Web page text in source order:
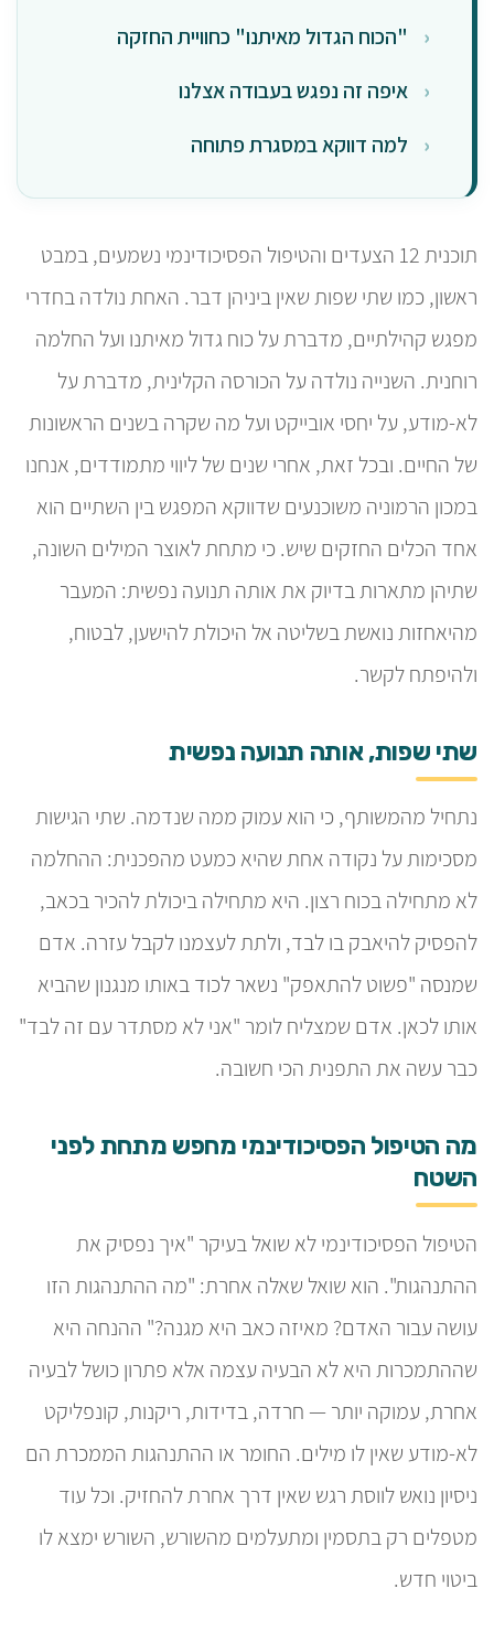
"הכוח הגדול מאיתנו" כחוויית החזקה
איפה זה נפגש בעבודה אצלנו
למה דווקא במסגרת פתוחה
תוכנית 12 הצעדים והטיפול הפסיכודינמי נשמעים, במבט
ראשון, כמו שתי שפות שאין ביניהן דבר. האחת נולדה בחדרי
מפגש קהילתיים, מדברת על כוח גדול מאיתנו ועל החלמה
רוחנית. השנייה נולדה על הכורסה הקלינית, מדברת על
לא-מודע, על יחסי אובייקט ועל מה שקרה בשנים הראשונות
של החיים. ובכל זאת, אחרי שנים של ליווי מתמודדים, אנחנו
במכון הרמוניה משוכנעים שדווקא המפגש בין השתיים הוא
אחד הכלים החזקים שיש. כי מתחת לאוצר המילים השונה,
שתיהן מתארות בדיוק את אותה תנועה נפשית: המעבר
מהיאחזות נואשת בשליטה אל היכולת להישען, לבטוח,
ולהיפתח לקשר.
שתי שפות, אותה תנועה נפשית
נתחיל מהמשותף, כי הוא עמוק ממה שנדמה. שתי הגישות
מסכימות על נקודה אחת שהיא כמעט מהפכנית: ההחלמה
לא מתחילה בכוח רצון. היא מתחילה ביכולת להכיר בכאב,
להפסיק להיאבק בו לבד, ולתת לעצמנו לקבל עזרה. אדם
שמנסה "פשוט להתאפק" נשאר לכוד באותו מנגנון שהביא
אותו לכאן. אדם שמצליח לומר "אני לא מסתדר עם זה לבד"
כבר עשה את התפנית הכי חשובה.
מה הטיפול הפסיכודינמי מחפש מתחת לפני
השטח
הטיפול הפסיכודינמי לא שואל בעיקר "איך נפסיק את
ההתנהגות". הוא שואל שאלה אחרת: "מה ההתנהגות הזו
עושה עבור האדם? מאיזה כאב היא מגנה?" ההנחה היא
שההתמכרות היא לא הבעיה עצמה אלא פתרון כושל לבעיה
אחרת, עמוקה יותר — חרדה, בדידות, ריקנות, קונפליקט
לא-מודע שאין לו מילים. החומר או ההתנהגות הממכרת הם
ניסיון נואש לווסת רגש שאין דרך אחרת להחזיק. וכל עוד
מטפלים רק בתסמין ומתעלמים מהשורש, השורש ימצא לו
ביטוי חדש.